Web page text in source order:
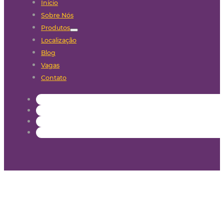
Início
Sobre Nós
Produtos
Localização
Blog
Vagas
Contato